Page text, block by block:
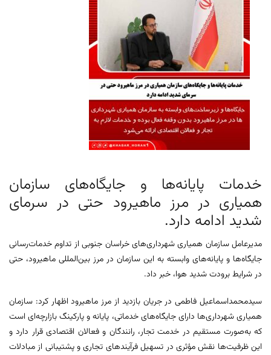
خدمات پایانه‌ها و جایگاه‌های سازمان
همیاری در مرز ماهیرود حتی در سرمای
شدید ادامه دارد.
مدیرعامل سازمان همیاری شهرداری‌های خراسان جنوبی از تداوم خدمات‌رسانی
جایگاه‌ها و پایانه‌های وابسته به این سازمان در مرز بین‌المللی ماهیرود، حتی
در شرایط برودت شدید هوا، خبر داد.
سیدمحمداسماعیل فاطمی در جریان بازدید از مرز ماهیرود اظهار کرد: سازمان
همیاری شهرداری‌ها دارای جایگاه‌های خدماتی، پایانه و پارکینگ بازارچه‌ای است
که به‌صورت مستقیم در خدمت تجار، رانندگان و فعالان اقتصادی قرار دارد و
این ظرفیت‌ها نقش مؤثری در تسهیل فرآیندهای تجاری و پشتیبانی از مبادلات